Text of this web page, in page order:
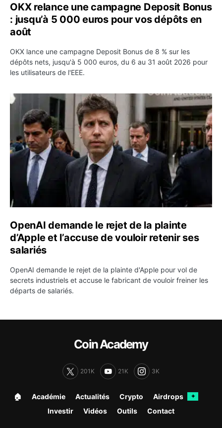
OKX relance une campagne Deposit Bonus
: jusqu’à 5 000 euros pour vos dépôts en
août
OKX lance une campagne Deposit Bonus de 8 % sur les
dépôts nets, jusqu'à 5 000 euros, du 6 au 31 août 2026 pour
les utilisateurs de l'EEE.
OpenAI demande le rejet de la plainte d’Apple et
OpenAI demande le rejet de la plainte
d’Apple et l’accuse de vouloir retenir ses
salariés
OpenAI demande le rejet de la plainte d'Apple pour vol de
secrets industriels et accuse le fabricant de vouloir freiner les
départs de salariés.
Coin Academy
201K 21K 3K
🏠︎ Académie Actualités Crypto Airdrops ✦
Investir Vidéos Outils Contact